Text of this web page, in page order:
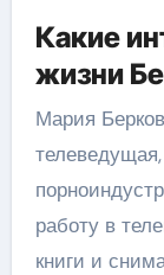
Какие
жизни
Мария
работу в
книги и